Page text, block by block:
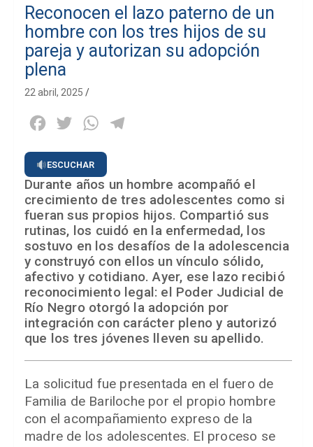
Reconocen el lazo paterno de un
hombre con los tres hijos de su
pareja y autorizan su adopción
plena
22 abril, 2025
Facebook
Twitter WhatsApp
ESCUCHAR
Durante años un hombre acompañó el
crecimiento de tres adolescentes como si
fueran sus propios hijos. Compartió sus
rutinas, los cuidó en la enfermedad, los
sostuvo en los desafíos de la adolescencia
y construyó con ellos un vínculo sólido,
afectivo y cotidiano. Ayer, ese lazo recibió
reconocimiento legal: el Poder Judicial de
Río Negro otorgó la adopción por
integración con carácter pleno y autorizó
que los tres jóvenes lleven su apellido.
La solicitud fue presentada en el fuero de
Familia de Bariloche por el propio hombre
con el acompañamiento expreso de la
madre de los adolescentes. El proceso se